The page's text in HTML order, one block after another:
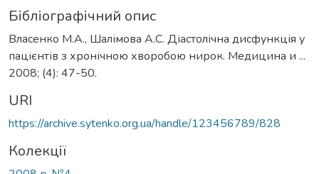
Бібліографічний опис
Власенко М.А., Шалімова А.С. Діастолічна дисфункція у
пацієнтів з хронічною хворобою нирок. Медицина и ...
2008; (4): 47-50.
URI
https://archive.sytenko.org.ua/handle/123456789/828
Колекції